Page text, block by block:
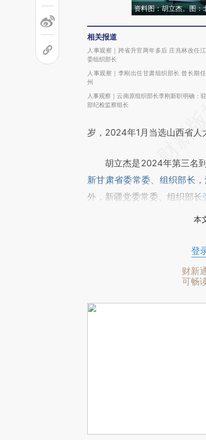
资料图：胡立杰。图：
相关报道
人事观察｜跨省升官两年多后 庄兆林改任
委组织部长
人事观察｜李刚出任甘肃组织部长 曾长期
州
人事观察｜云南原组织部长李刚新职明确：
部纪检监察组长
岁，2024年1月当选山西省人
胡立杰是2024年第三名到
新甘肃省委常委、组织部长 ，
外，新疆党委常委、组织部长
本
登
财新
可畅